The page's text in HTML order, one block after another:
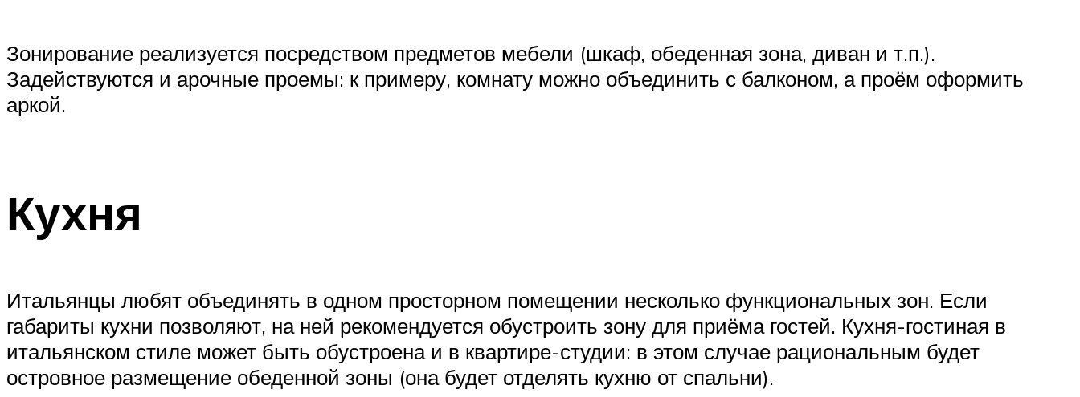
Зонирование реализуется посредством предметов мебели (шкаф, обеденная зона, диван и т.п.).
Задействуются и арочные проемы: к примеру, комнату можно объединить с балконом, а проём оформить
аркой.
Кухня
Итальянцы любят объединять в одном просторном помещении несколько функциональных зон. Если
габариты кухни позволяют, на ней рекомендуется обустроить зону для приёма гостей. Кухня-гостиная в
итальянском стиле может быть обустроена и в квартире-студии: в этом случае рациональным будет
островное размещение обеденной зоны (она будет отделять кухню от спальни).